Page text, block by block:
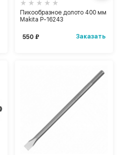
Пикообразное долото 400 мм
Makita P-16243
550 ₽ Заказать